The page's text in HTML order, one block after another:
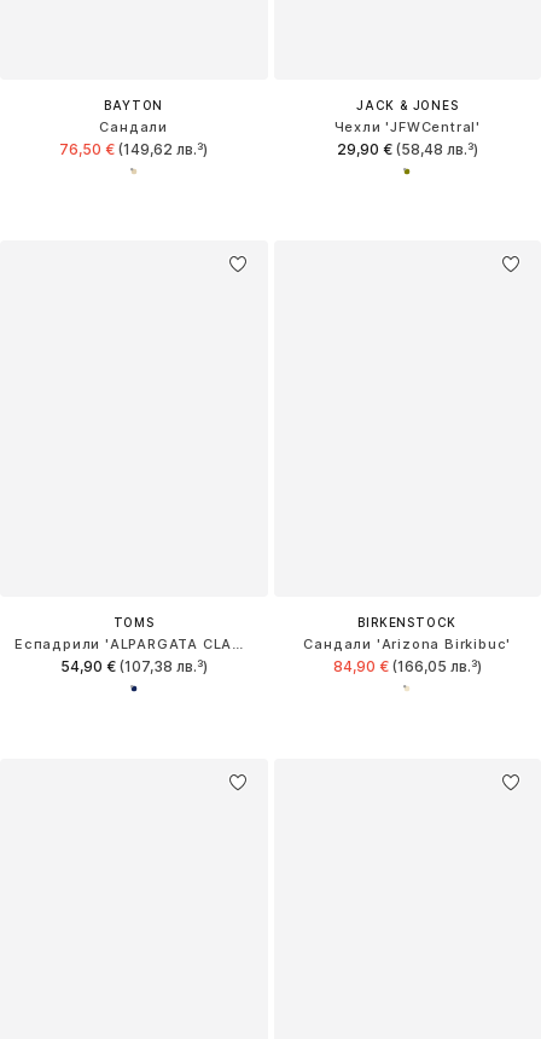
BAYTON
Сандали
76,50 € (149,62 лв.³)
JACK & JONES
Чехли 'JFWCentral'
29,90 €(58,48 лв.³)
TOMS
Еспадрили 'ALPARGATA CLASSIC'
54,90 €(107,38 лв.³)
BIRKENSTOCK
Сандали 'Arizona Birkibuc'
84,90 €(166,05 лв.³)